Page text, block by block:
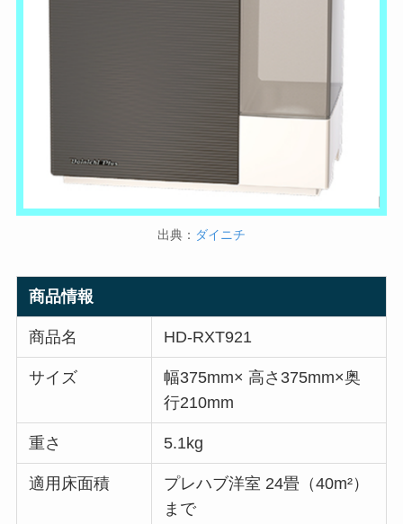
出典： ダイニチ
商品情報
商品名 HD-RXT921
サイズ
幅375mm× 高さ375mm×奥
行210mm
重さ 5.1kg
適用床面積
プレハブ洋室 24畳（40m²）
まで